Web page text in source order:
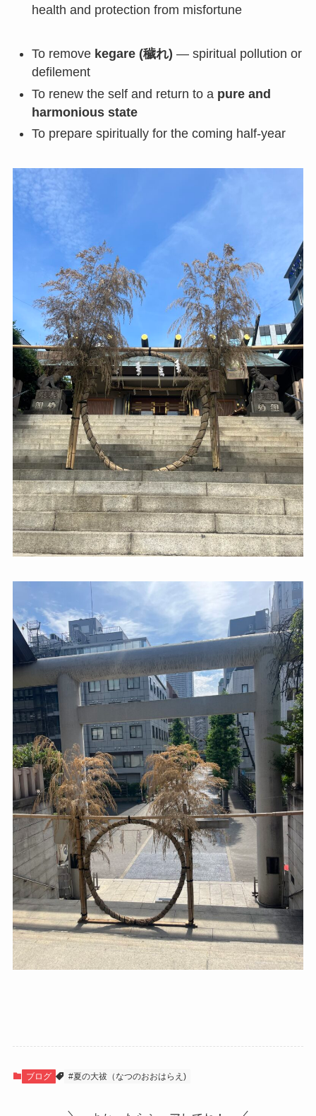
health and protection from misfortune
To remove kegare (穢れ) — spiritual pollution or
defilement
To renew the self and return to a pure and
harmonious state
To prepare spiritually for the coming half-year
ブログ #夏の大祓（なつのおおはらえ)